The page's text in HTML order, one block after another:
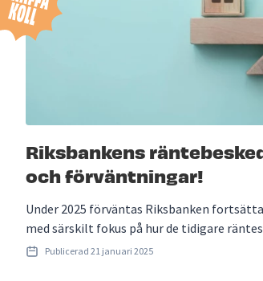
Riksbankens
och förväntningar!
Under 2025 förväntas Riksbanken
med särskilt fokus på hur de tidigare
Publicerad 21 januari 2025